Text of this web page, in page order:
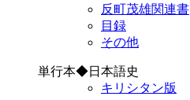
反町茂雄関連書
目録
その他
単行本◆日本語史
キリシタン版